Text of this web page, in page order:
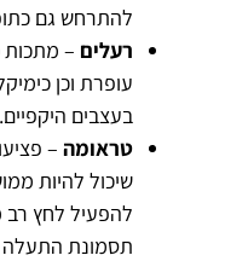
להתרחש גם
רעלים – מתכות
עופרת וכן
בעצבים היקפיים.
טראומה –
שיכול להיות
להפעיל לחץ רב
תסמונת התעלה